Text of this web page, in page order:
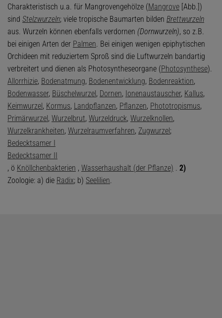
Charakteristisch u.a. für Mangrovengehölze (Mangrove [Abb.])
sind Stelzwurzeln; viele tropische Baumarten bilden Brettwurzeln
aus. Wurzeln können ebenfalls verdornen (Dornwurzeln), so z.B.
bei einigen Arten der Palmen. Bei einigen wenigen epiphytischen
Orchideen mit reduziertem Sproß sind die Luftwurzeln bandartig
verbreitert und dienen als Photosyntheseorgane (Photosynthese).
Allorrhizie, Bodenatmung, Bodenentwicklung, Bodenreaktion,
Bodenwasser, Büschelwurzel, Dornen, Ionenaustauscher, Kallus,
Keimwurzel, Kormus, Landpflanzen, Pflanzen, Phototropismus,
Primärwurzel, Wurzelbrut, Wurzeldruck, Wurzelknollen,
Wurzelkrankheiten, Wurzelraumverfahren, Zugwurzel;
Bedecktsamer I
Bedecktsamer II
, ö Knöllchenbakterien , Wasserhaushalt (der Pflanze) . 2)
Zoologie: a) die Radix; b) Seelilien.